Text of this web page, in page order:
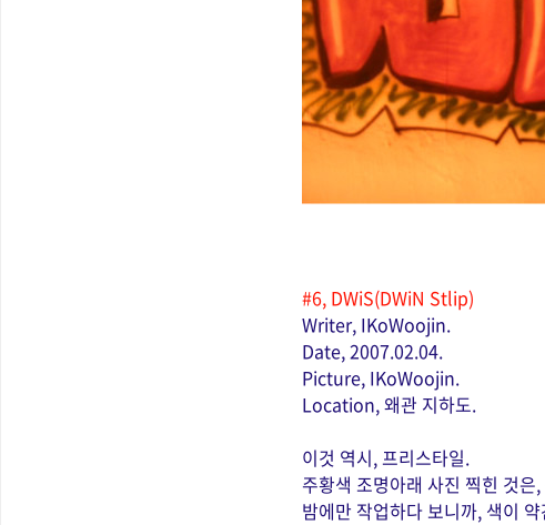
#6, DWiS(DWiN Stlip)
Writer, IKoWoojin.
Date, 2007.02.04.
Picture, IKoWoojin.
Location, 왜관 지하도.
이것 역시, 프리스타일.
주황색 조명아래 사진 찍힌 것
밤에만 작업하다 보니까, 색이